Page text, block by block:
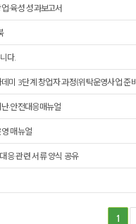
·육성 성과보고서
다.
미 3단계 창업자 과정(위탁운영사업 준
·안전대응매뉴얼
매뉴얼
응 관련 서류 양식 공유
1